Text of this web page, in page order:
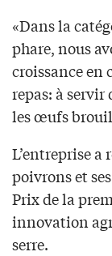
«Dans la
phare, nous
croissance en
repas: à servir
les œufs
L’entreprise
poivrons et
Prix de la
innovation
serre.